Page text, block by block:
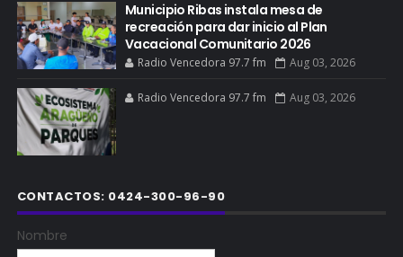
Municipio Ribas instala mesa de
recreación para dar inicio al Plan
Vacacional Comunitario 2026
Radio Vencedora 97.7 fm Aug 03, 2026
Radio Vencedora 97.7 fm Aug 03, 2026
CONTACTOS: 0424-300-96-90
Nombre